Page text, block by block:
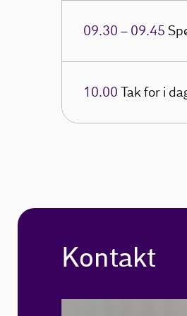
09.30 – 09.45
10.00Tak for i
Kontakt